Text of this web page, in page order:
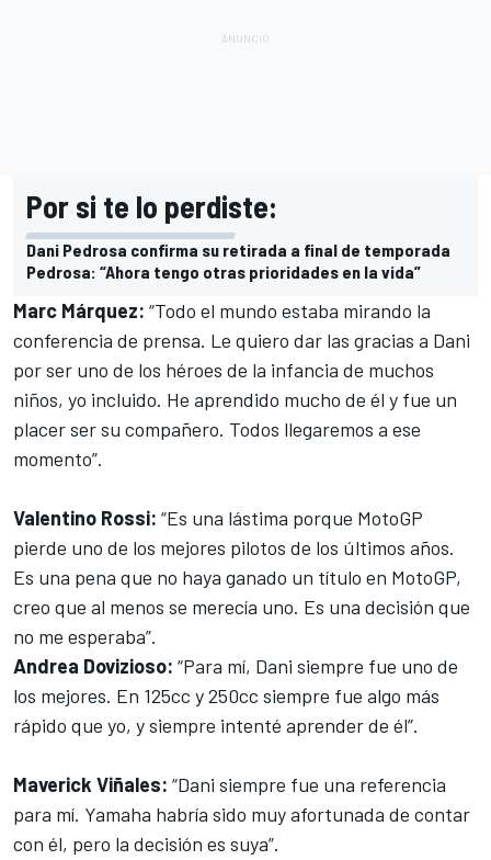
Por si te lo perdiste:
Dani Pedrosa confirma su retirada a final de temporada
Pedrosa: “Ahora tengo otras prioridades en la vida”
Marc Márquez: “Todo el mundo estaba mirando la
conferencia de prensa. Le quiero dar las gracias a Dani
por ser uno de los héroes de la infancia de muchos
niños, yo incluido. He aprendido mucho de él y fue un
placer ser su compañero. Todos llegaremos a ese
momento”.
Valentino Rossi: “Es una lástima porque MotoGP
pierde uno de los mejores pilotos de los últimos años.
Es una pena que no haya ganado un título en MotoGP,
creo que al menos se merecía uno. Es una decisión que
no me esperaba”.
Andrea Dovizioso: “Para mí, Dani siempre fue uno de
los mejores. En 125cc y 250cc siempre fue algo más
rápido que yo, y siempre intenté aprender de él”.
Maverick Viñales: “Dani siempre fue una referencia
para mí. Yamaha habría sido muy afortunada de contar
con él, pero la decisión es suya”.